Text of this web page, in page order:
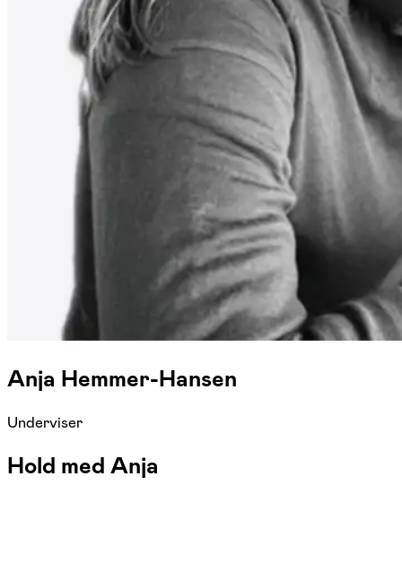
Anja Hemmer-Hansen
Underviser
Hold med Anja